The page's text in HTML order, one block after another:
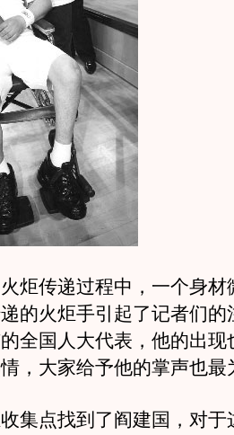
传递过程中，一个身材
的火炬手引起了记者们的
全国人大代表，他的出现
，大家给予他的掌声也最
点找到了阎建国，对于